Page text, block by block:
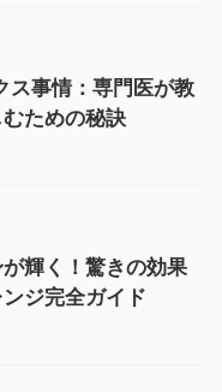
ス事情：専門医が教
ための秘訣
輝く！驚きの効果
ジ完全ガイド